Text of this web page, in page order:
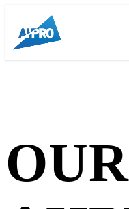
OUR